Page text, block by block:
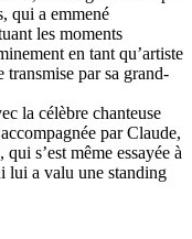
qui a emmené
les moments
en tant qu’artiste
transmise par sa grand-
la célèbre chanteuse
par Claude,
s’est même essayée à
lui a valu une standing